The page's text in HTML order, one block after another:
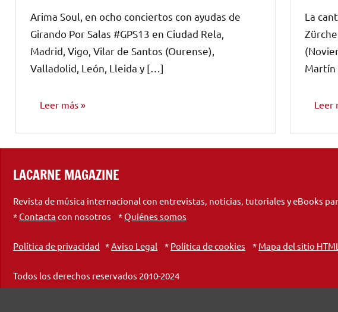
comentarios
Arima Soul, en ocho conciertos con ayudas de
Girando Por Salas #GPS13 en Ciudad Rela,
Madrid, Vigo, Vilar de Santos (Ourense),
Valladolid, León, Lleida y […]
Leer más
La
Martín
Leer
LACARNE MAGAZINE
Revista de música internacional con entrevistas, noticias, tutoriales y eBooks
*Contacta con nosotros *Quiénes somos
Política de privacidad *Aviso Legal * Política de cookies * Mapa del sitio HTML
Todos los derechos reservados 2010-2024